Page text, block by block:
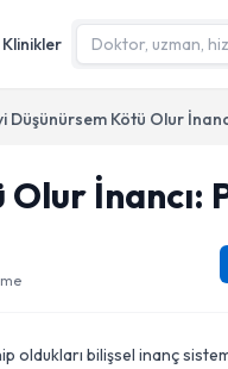
Klinikler
Olur
bilişsel inanç